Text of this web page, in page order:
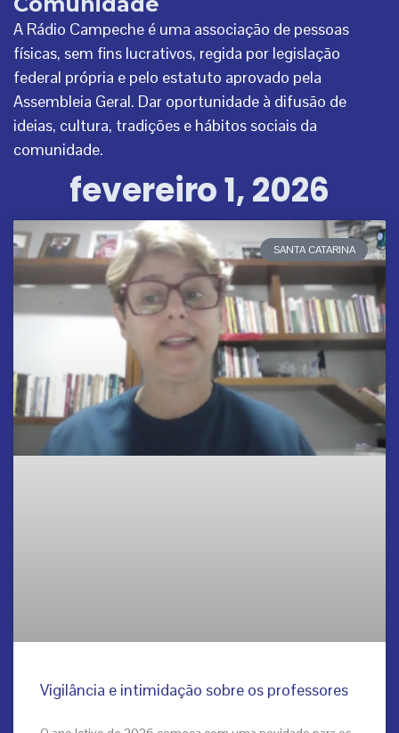
A Rádio Campeche é uma associação de pessoas
físicas, sem fins lucrativos, regida por legislação
federal própria e pelo estatuto aprovado pela
Assembleia Geral. Dar oportunidade à difusão de
ideias, cultura, tradições e hábitos sociais da
comunidade.
fevereiro 1, 2026
SANTA CATARINA
Vigilância e intimidação sobre os professores